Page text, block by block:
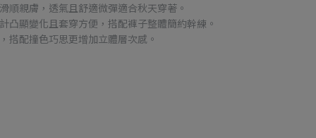
順親膚，透氣且舒適微彈適合秋天穿著。
凸顯變化且套穿方便，搭配褲子整體簡約幹練。
搭配撞色巧思更增加立體層次感。